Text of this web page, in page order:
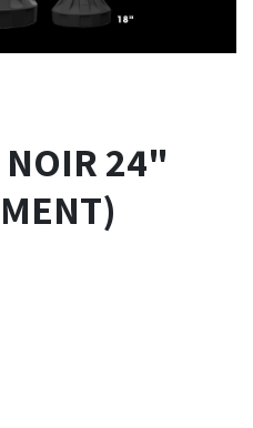
NOIR 24"